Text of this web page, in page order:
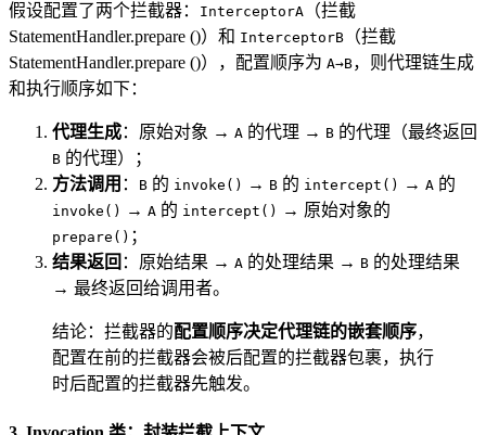
假设配置了两个拦截器： InterceptorA （拦截
StatementHandler.prepare ()）和 InterceptorB （拦截
StatementHandler.prepare ()），配置顺序为 A→B，则代理链生成
和执行顺序如下：
代理生成：原始对象 → A 的代理 → B 的代理（最终返回
B 的代理）；
方法调用 ： B 的 invoke() → B 的 intercept() → A 的
invoke() → A 的 intercept() → 原始对象的
prepare() ；
结果返回 ：原始结果 → A 的处理结果 → B 的处理结果
→ 最终返回给调用者。
结论：拦截器的配置顺序决定代理链的嵌套顺序，
配置在前的拦截器会被后配置的拦截器包裹，执行
时后配置的拦截器先触发。